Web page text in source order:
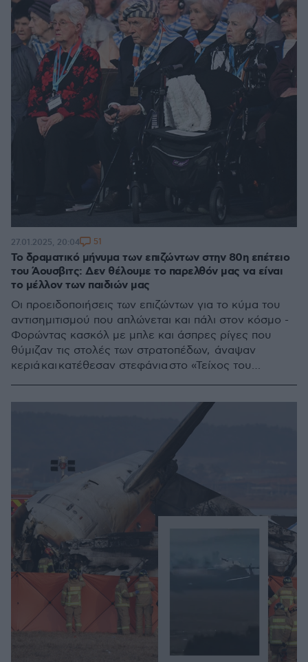
Το δραματικό μήνυμα των επιζώντων στην 80η επέτειο
του Άουσβιτς: Δεν θέλουμε το παρελθόν μας να είναι
το μέλλον των παιδιών μας
Οι προειδοποιήσεις των επιζώντων για το κύμα του
αντισημιτισμού που απλώνεται και πάλι στον κόσμο -
Φορώντας κασκόλ με μπλε και άσπρες ρίγες που
θύμιζαν τις στολές των στρατοπέδων, άναψαν
κεριά και κατέθεσαν στεφάνια στο «Τείχος του
27.01.2025, 20:04 51